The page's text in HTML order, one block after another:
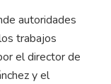
autoridades
trabajos
el director de
y el